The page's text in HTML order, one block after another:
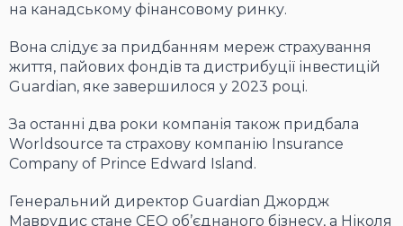
на канадському фінансовому ринку.
Вона слідує за придбанням мереж страхування
життя, пайових фондів та дистрибуції інвестицій
Guardian, яке завершилося у 2023 році.
За останні два роки компанія також придбала
Worldsource та страхову компанію Insurance
Company of Prince Edward Island.
Генеральний директор Guardian Джордж
Маврудис стане CEO об’єднаного бізнесу, а Ніколя